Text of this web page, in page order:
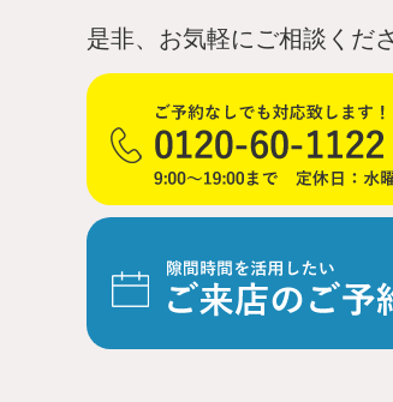
是非、お気軽にご相談くださ